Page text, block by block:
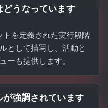
どうなっています
を定義された実行段階
として描写し、活動と
ーも提供します。
が強調されています